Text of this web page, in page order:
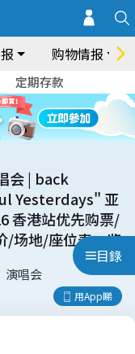
购物情报
定期存款
目錄
会 | back
Yesterdays" 亚
香港站优先购票/
/场地/座位表一览
演唱会
用App睇